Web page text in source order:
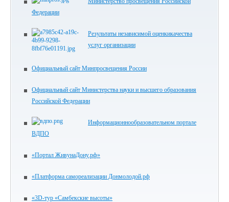
Федерации
Результаты независимой оценкикачества
услуг организации
Официальный сайт Минпросвещения России
Официальный сайт Министерства науки и высшего образования
Российской Федерации
Информационнообразовательном портале
ВДПО
«Портал ЖивунаДону.рф»
«Платформа самореализации Донмолодой.рф
«3D-тур «Самбекские высоты»